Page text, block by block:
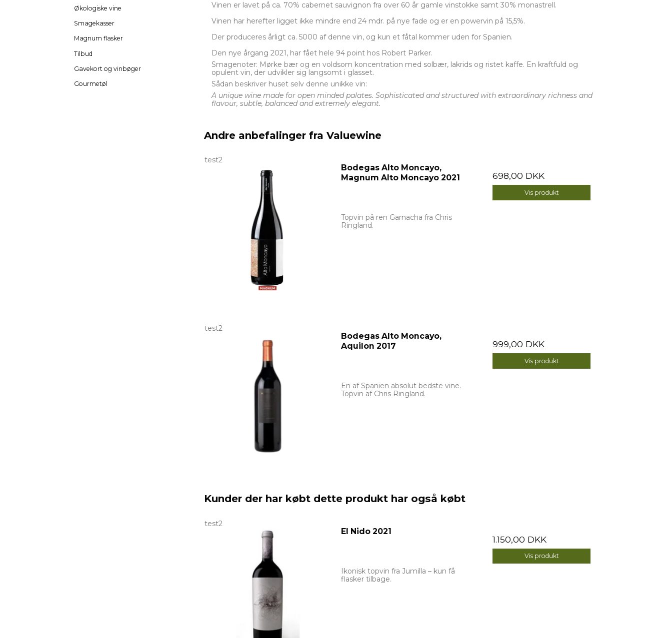
Økologiske vine
Smagekasser
Magnum flasker
Tilbud
Gavekort og vinbøger
Gourmetøl
Vinen er lavet på ca. 70% cabernet sauvignon fra over 60 år gamle vinstokke samt 30% monastrell.
Vinen har herefter ligget ikke mindre end 24 mdr. på nye fade og er en powervin på 15,5%.
Der produceres årligt ca. 5000 af denne vin, og kun et fåtal kommer uden for Spanien.
Den nye årgang 2021, har fået hele 94 point hos Robert Parker.
Smagenoter: Mørke bær og en voldsom koncentration med solbær, lakrids og ristet kaffe. En kraftfuld og
opulent vin, der udvikler sig langsomt i glasset.
Sådan beskriver huset selv denne unikke vin:
A unique wine made for open minded palates. Sophisticated and structured with extraordinary richness and
flavour, subtle, balanced and extremely elegant.
Andre anbefalinger fra Valuewine
test2
Bodegas Alto Moncayo,
Magnum Alto Moncayo 2021
Topvin på ren Garnacha fra Chris
Ringland.
698,00 DKK
Vis produkt
test2
Bodegas Alto Moncayo,
Aquilon 2017
En af Spanien absolut bedste vine.
Topvin af Chris Ringland.
999,00 DKK
Vis produkt
Kunder der har købt dette produkt har også købt
test2
El Nido 2021
Ikonisk topvin fra Jumilla – kun få
flasker tilbage.
1.150,00 DKK
Vis produkt